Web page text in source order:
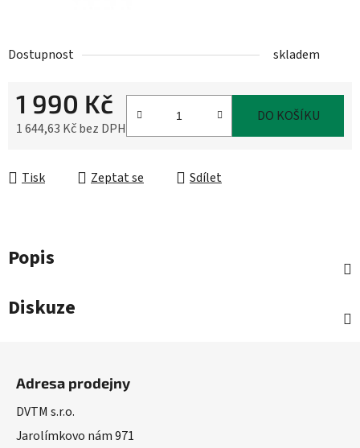
Dostupnost skladem
1 990 Kč
1 644,63 Kč bez DPH
DO KOŠÍKU
Tisk Zeptat se Sdílet
Popis
Diskuze
Adresa prodejny
DVTM s.r.o.
Jarolímkovo nám 971